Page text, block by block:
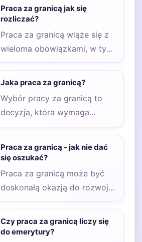
Praca za granicą jak się
rozliczać?
Praca za granicą wiąże się z
wieloma obowiązkami, w tym
także z koniecznością
prawidłowego rozliczania…
Jaka praca za granicą?
Wybór pracy za granicą to
decyzja, która wymaga
przemyślenia wielu aspektów.
Praca za granicą - jak nie dać
się oszukać?
Praca za granicą może być
doskonałą okazją do rozwoju
zawodowego oraz
osobistego, jednak wiąże się…
Czy praca za granicą liczy się
do emerytury?